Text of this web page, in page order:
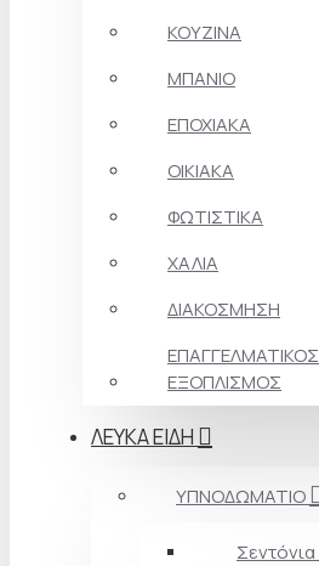
ΚΟΥΖΙΝΑ
ΜΠΑΝΙΟ
ΕΠΟΧΙΑΚΑ
ΟΙΚΙΑΚΑ
ΦΩΤΙΣΤΙΚΑ
ΧΑΛΙΑ
ΔΙΑΚΟΣΜΗΣΗ
ΕΠΑΓΓΕΛΜΑΤΙΚΟΣ
ΕΞΟΠΛΙΣΜΟΣ
ΛΕΥΚΑ ΕΙΔΗ
ΥΠΝΟΔΩΜΑΤΙΟ
Σεντόνια